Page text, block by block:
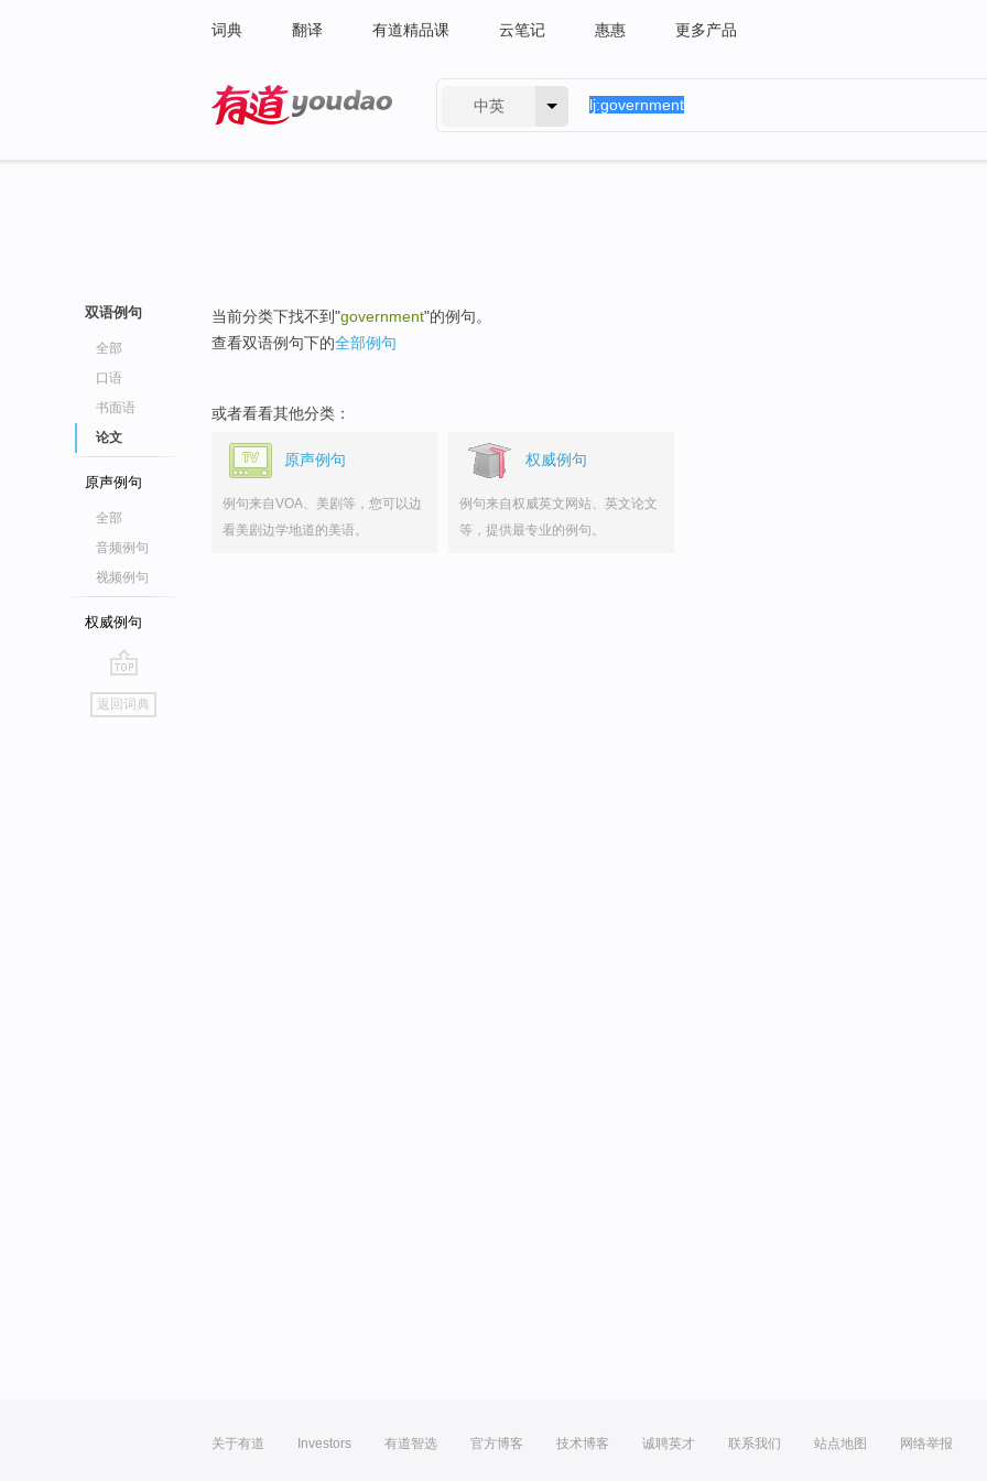
词典 翻译 有道精品课 云笔记 惠惠 更多产品
中英
双语例句
全部
口语
书面语
论文
原声例句
全部
音频例句
视频例句
权威例句
go
top
返回词典
当前分类下找不到"government"的例句。
查看双语例句下的全部例句
或者看看其他分类：
原声例句
例句来自VOA、美剧等，您可以边
看美剧边学地道的美语。
权威例句
例句来自权威英文网站、英文论文
等，提供最专业的例句。
关于有道 Investors 有道智选 官方博客 技术博客 诚聘英才 联系我们 站点地图 网络举报